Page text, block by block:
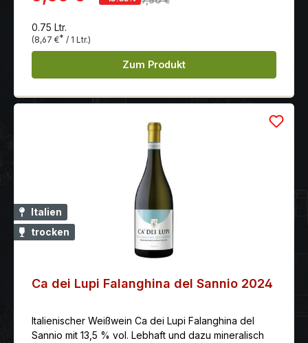
0.75 Ltr.
(8,67 €* / 1 Ltr.)
Zum Produkt
Italien
trocken
Ca dei Lupi Falanghina del Sannio 2024
Italienischer Weißwein Ca dei Lupi Falanghina del
Sannio mit 13,5 % vol. Lebhaft und dazu mineralisch